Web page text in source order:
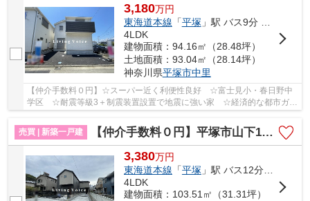
3,180万円
東海道本線 「平塚 」駅 バス9分 「上平塚」 停歩1分
4LDK
建物面積：94.16㎡（28.48坪）
土地面積：93.04㎡（28.14坪）
神奈川県平塚市中里
【仲介手数料０円】☆スーパー近く利便性良好 ☆富士見小・春日野中
学区 ☆耐震等級3＋制震装置設置で地震に強い家 ☆経済的な都市ガス
設備 ☆ZEH水準省エネ住宅 ☆全居室収納完備♪ 【...
売買 | 新築一戸建
【仲介手数料０円】平塚市山下1丁目第1期 新築一戸建て 全2棟
3,380万円
東海道本線 「平塚」駅 バス12分 「山下」 停歩8分
4LDK
建物面積：103.51㎡（31.31坪）